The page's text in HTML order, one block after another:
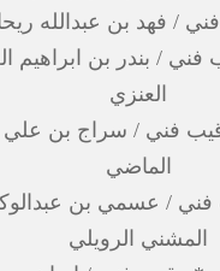
/ فهد بن عبدالله
/ بندر بن
العنزي
فني / سراج بن علي
الماضي
فني / عسمي بن
المشني الرويلي